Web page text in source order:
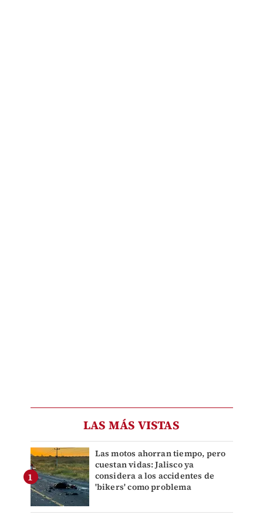
LAS MÁS VISTAS
Las motos ahorran tiempo, pero
cuestan vidas: Jalisco ya
considera a los accidentes de
'bikers' como problema